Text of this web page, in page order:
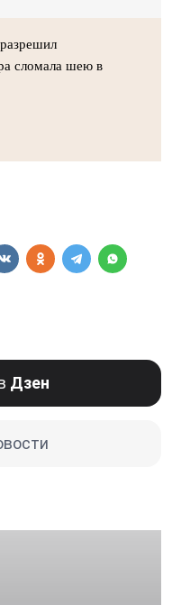
сломала шею в
Дзен